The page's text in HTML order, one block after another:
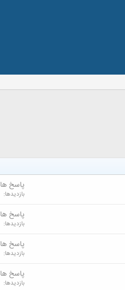
پاسخ ها
بازدیدها
پاسخ ها
بازدیدها
پاسخ ها
بازدیدها
پاسخ ها
بازدیدها